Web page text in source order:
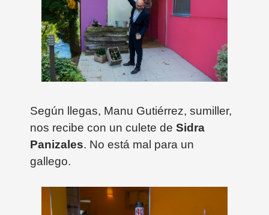
Según llegas, Manu Gutiérrez, sumiller,
nos recibe con un culete de Sidra
Panizales. No está mal para un
gallego.